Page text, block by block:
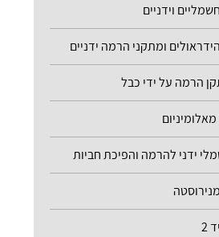
וידניים
ומתקני הרמה ידניים
הרמה על ידי כבל
ידני להרמה והפיכת חביות
2